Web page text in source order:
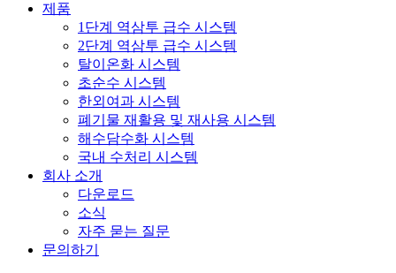
제품
1단계 역삼투 급수 시스템
2단계 역삼투 급수 시스템
탈이온화 시스템
초순수 시스템
한외여과 시스템
폐기물 재활용 및 재사용 시스템
해수담수화 시스템
국내 수처리 시스템
회사 소개
다운로드
소식
자주 묻는 질문
문의하기